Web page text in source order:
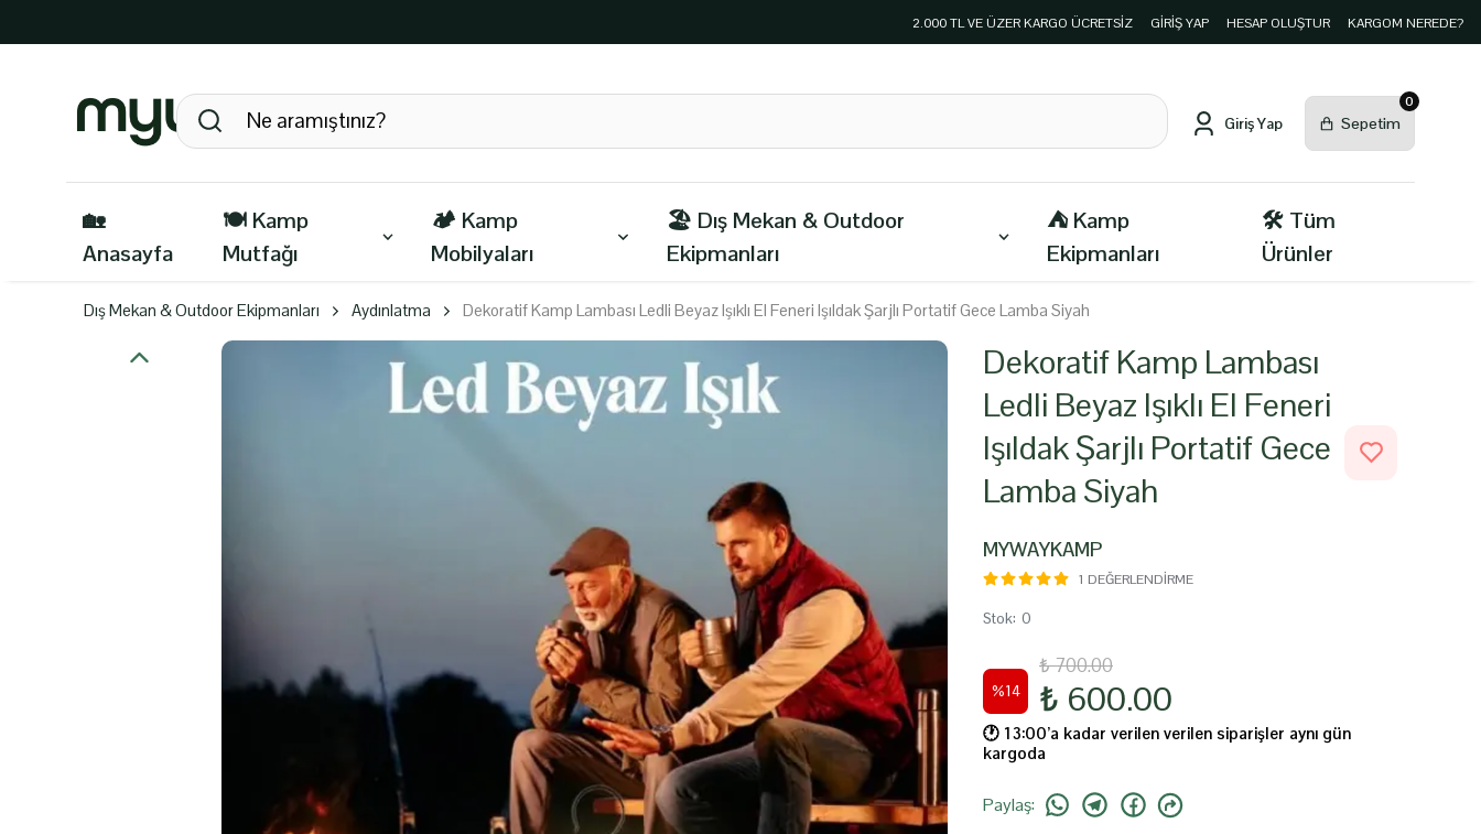
2.000 TL VE ÜZER KARGO ÜCRETSİZ GIRIŞ YAP HESAP OLUŞTUR KARGOM NEREDE?
🏡
Anasayfa
🍽️ Kamp
Mutfağı
🏕️ Kamp
Mobilyaları
🏖️ Dış Mekan & Outdoor
Ekipmanları
⛺ Kamp
Ekipmanları
🛠️ Tüm
Ürünler
0
Dış Mekan & Outdoor Ekipmanları Aydınlatma Dekoratif Kamp Lambası Ledli Beyaz Işıklı El Feneri Işıldak Şarjlı Portatif Gece Lamba Siyah
Dekoratif Kamp Lambası
Ledli Beyaz Işıklı El Feneri
Işıldak Şarjlı Portatif Gece
Lamba Siyah
MYWAYKAMP
1 DEĞERLENDIRME
Stok: 0
%14
₺ 700.00
₺ 600.00
🕐️ 13:00’a kadar verilen verilen siparişler aynı gün
kargoda
Paylaş: